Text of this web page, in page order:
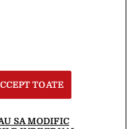
TOATE
SA MODIFIC